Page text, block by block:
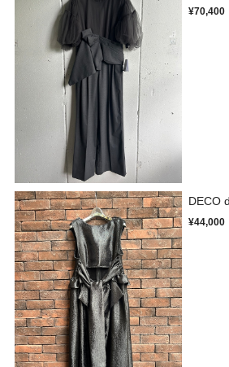
¥70,400
DECO
¥44,000